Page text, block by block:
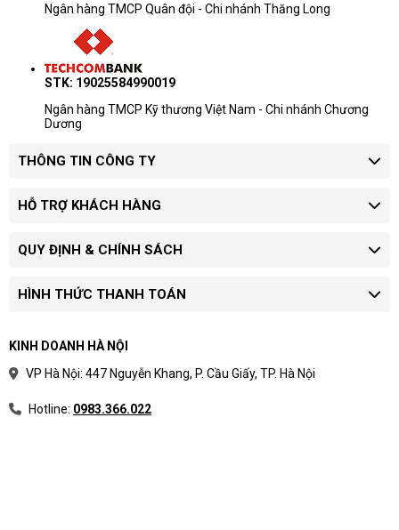
Ngân hàng TMCP Quân đội - Chi nhánh Thăng Long
STK: 19025584990019
Ngân hàng TMCP Kỹ thương Việt Nam - Chi nhánh Chương
Dương
THÔNG TIN CÔNG TY
HỖ TRỢ KHÁCH HÀNG
QUY ĐỊNH & CHÍNH SÁCH
HÌNH THỨC THANH TOÁN
KINH DOANH HÀ NỘI
VP Hà Nội: 447 Nguyễn Khang, P. Cầu Giấy, TP. Hà Nội
Hotline: 0983.366.022